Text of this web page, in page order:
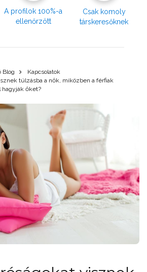
A profilok 100%-a
ellenőrzött
Csak komoly
társkeresőknek
Blog
Kapcsolatok
túlzásba a nők, miközben a férfiak
őket?